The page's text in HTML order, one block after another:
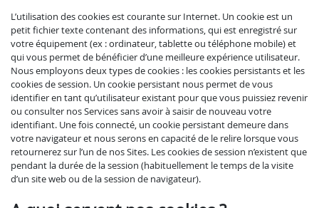
L’utilisation des cookies est courante sur Internet. Un cookie est un
petit fichier texte contenant des informations, qui est enregistré sur
votre équipement (ex : ordinateur, tablette ou téléphone mobile) et
qui vous permet de bénéficier d’une meilleure expérience utilisateur.
Nous employons deux types de cookies : les cookies persistants et les
cookies de session. Un cookie persistant nous permet de vous
identifier en tant qu’utilisateur existant pour que vous puissiez revenir
ou consulter nos Services sans avoir à saisir de nouveau votre
identifiant. Une fois connecté, un cookie persistant demeure dans
votre navigateur et nous serons en capacité de le relire lorsque vous
retournerez sur l’un de nos Sites. Les cookies de session n’existent que
pendant la durée de la session (habituellement le temps de la visite
d’un site web ou de la session de navigateur).